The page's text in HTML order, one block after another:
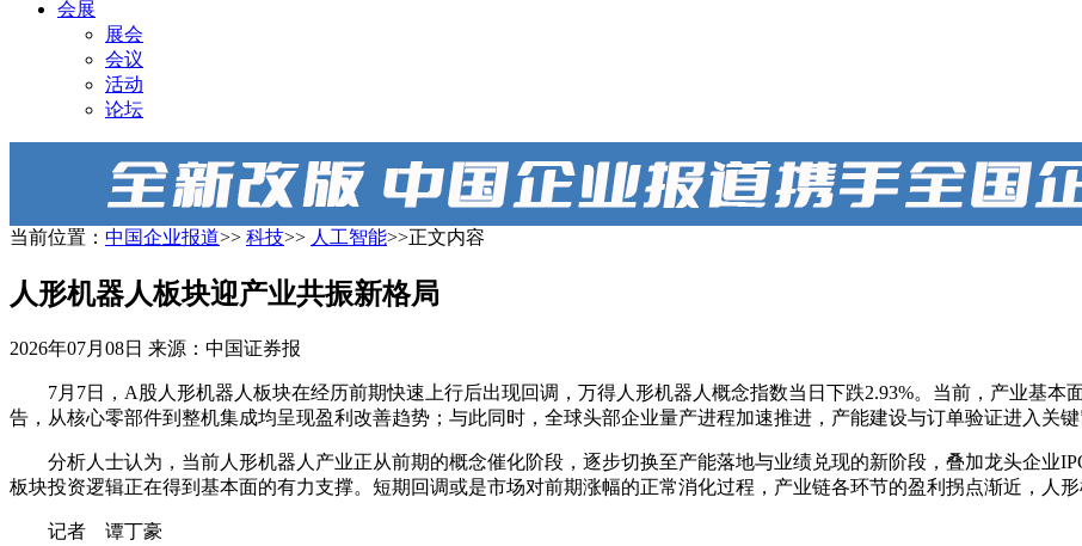
会展
展会
会议
活动
论坛
当前位置： 中国企业报道>> 科技>> 人工智能>>正文内容
人形机器人板块迎产业共振新格局
2026年07月08日 来源：中国证券报
7月7日，A股人形机器人板块在经历前期快速上行后出现回调，万得人形机器人概念指数当日下跌2.93%。当前，产业基
告，从核心零部件到整机集成均呈现盈利改善趋势；与此同时，全球头部企业量产进程加速推进，产能建设与订单验证进入关键
分析人士认为，当前人形机器人产业正从前期的概念催化阶段，逐步切换至产能落地与业绩兑现的新阶段，叠加龙头企业
板块投资逻辑正在得到基本面的有力支撑。短期回调或是市场对前期涨幅的正常消化过程，产业链各环节的盈利拐点渐近，人
记者 谭丁豪